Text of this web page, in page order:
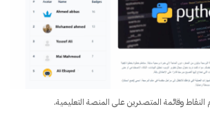
وقائمة المتصدرين على المنصة التعليمية.